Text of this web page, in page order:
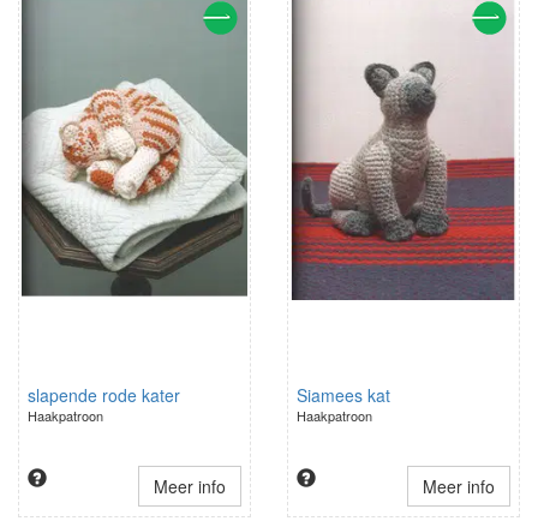
slapende rode kater
Haakpatroon
Meer info
Siamees kat
Haakpatroon
Meer info